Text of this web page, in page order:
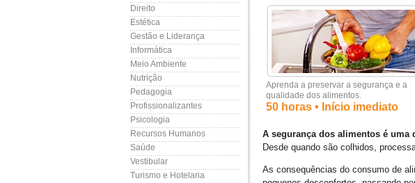
Direito
Estética
Gestão e Liderança
Informática
Meio Ambiente
Nutrição
Pedagogia
Profissionalizantes
Psicologia
Recursos Humanos
Saúde
Vestibular
Turismo e Hotelaria
Aprenda a preservar a segurança e a
qualidade dos alimentos.
50 horas • Início imediato
A segurança dos alimentos é uma
Desde quando são colhidos,
As consequências do consumo de